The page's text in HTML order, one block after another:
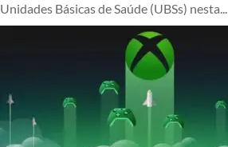
Unidades Básicas de Saúde (UBSs) nesta...